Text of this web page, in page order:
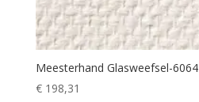
Meesterhand Glasweefsel-6064
€198,31